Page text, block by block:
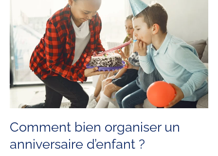
Comment bien organiser un
anniversaire d’enfant ?